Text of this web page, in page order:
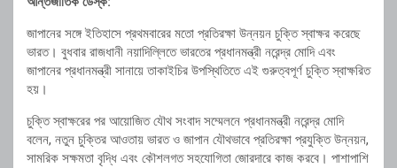
জাপানের সঙ্গে ইতিহাসে প্রথমবারের মতো প্রতিরক্ষা উন্নয়ন চুক্তি স্বাক্ষর করেছে
ভারত। বুধবার রাজধানী নয়াদিল্লিতে ভারতের প্রধানমন্ত্রী নরেন্দ্র মোদি এবং
জাপানের প্রধানমন্ত্রী সানায়ে তাকাইচির উপস্থিতিতে এই গুরুত্বপূর্ণ চুক্তি স্বাক্ষরিত
হয়।
চুক্তি স্বাক্ষরের পর আয়োজিত যৌথ সংবাদ সম্মেলনে প্রধানমন্ত্রী নরেন্দ্র মোদি
বলেন, নতুন চুক্তির আওতায় ভারত ও জাপান যৌথভাবে প্রতিরক্ষা প্রযুক্তি উন্নয়ন,
সামরিক সক্ষমতা বৃদ্ধি এবং কৌশলগত সহযোগিতা জোরদারে কাজ করবে। পাশাপাশি